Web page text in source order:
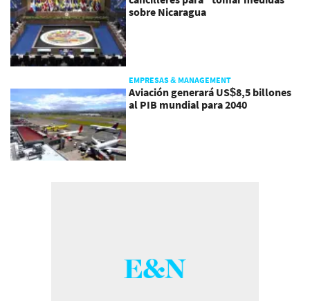
sobre Nicaragua
EMPRESAS & MANAGEMENT
Aviación generará US$8,5 billones
al PIB mundial para 2040